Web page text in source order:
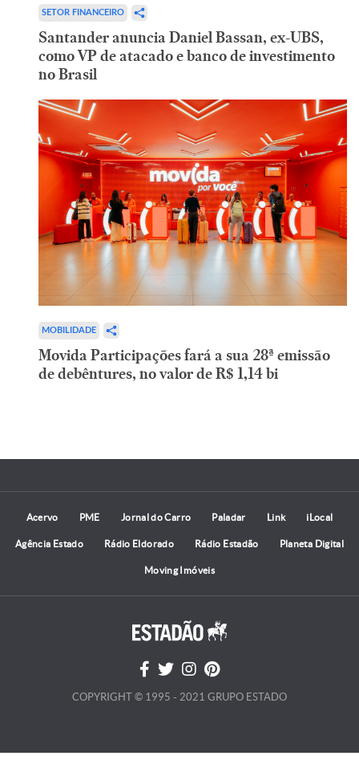
SETOR FINANCEIRO
Santander anuncia Daniel Bassan, ex-UBS,
como VP de atacado e banco de investimento
no Brasil
MOBILIDADE
Movida Participações fará a sua 28ª emissão
de debêntures, no valor de R$ 1,14 bi
Acervo PME Jornal do Carro Paladar Link iLocal
Agência Estado Rádio Eldorado Rádio Estadão Planeta Digital
Moving Imóveis
COPYRIGHT © 1995 - 2021 GRUPO ESTADO